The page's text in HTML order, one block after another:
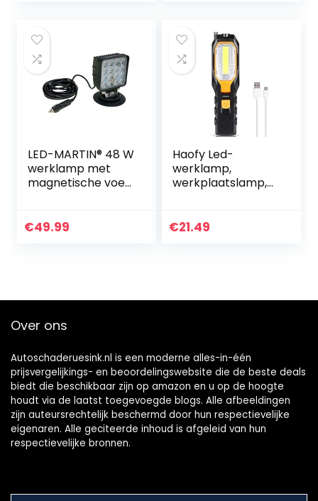
LED-MARTIN® 48 W
werklamp met
magnetische voet
€49.99
Haofy Led-
werklamp,
werkplaatslamp,
inspectielampen
€21.49
Over ons
Autoschaderuesink.nl is een moderne alles-in-één
prijsvergelijkings- en beoordelingswebsite die de beste deals
biedt die beschikbaar zijn op amazon en u op de hoogte
houdt via de laatst toegevoegde blogs. Alle afbeeldingen
zijn auteursrechtelijk beschermd door hun respectievelijke
eigenaren. Alle geciteerde inhoud is afgeleid van hun
respectievelijke bronnen.